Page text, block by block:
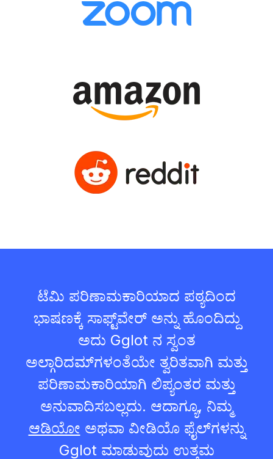
ಟೆಮಿ ಪರಿಣಾಮಕಾರಿಯಾದ ಪಠ್ಯದಿಂದ
ಭಾಷಣಕ್ಕೆ ಸಾಫ್ಟ್‌ವೇರ್ ಅನ್ನು ಹೊಂದಿದ್ದು
ಅದು Gglot ನ ಸ್ವಂತ
ಅಲ್ಗಾರಿದಮ್‌ಗಳಂತೆಯೇ ತ್ವರಿತವಾಗಿ ಮತ್ತು
ಪರಿಣಾಮಕಾರಿಯಾಗಿ ಲಿಪ್ಯಂತರ ಮತ್ತು
ಅನುವಾದಿಸಬಲ್ಲದು. ಆದಾಗ್ಯೂ, ನಿಮ್ಮ
ಆಡಿಯೋ ಅಥವಾ ವೀಡಿಯೊ ಫೈಲ್‌ಗಳನ್ನು
Gglot ಮಾಡುವುದು ಉತ್ತಮ